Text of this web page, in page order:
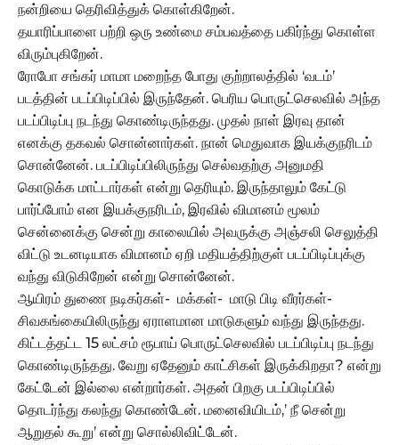
நன்றியை தெரிவித்துக் கொள்கிறேன்.
தயாரிப்பாளை பற்றி ஒரு உண்மை சம்பவத்தை பகிர்ந்து கொள்ள
விரும்புகிறேன்.
ரோபோ சங்கர் மாமா மறைந்த போது குற்றாலத்தில் ‘வடம்’
படத்தின் படப்பிடிப்பில் இருந்தேன். பெரிய பொருட்செலவில் அந்த
படப்பிடிப்பு நடந்து கொண்டிருந்தது. முதல் நாள் இரவு தான்
எனக்கு தகவல் சொன்னார்கள். நான் மெதுவாக இயக்குநரிடம்
சொன்னேன். படப்பிடிப்பிலிருந்து செல்வதற்கு அனுமதி
கொடுக்க மாட்டார்கள் என்று தெரியும். இருந்தாலும் கேட்டு
பார்ப்போம் என இயக்குநரிடம், இரவில் விமானம் மூலம்
சென்னைக்கு சென்று காலையில் அவருக்கு அஞ்சலி செலுத்தி
விட்டு உடனடியாக விமானம் ஏறி மதியத்திற்குள் படப்பிடிப்புக்கு
வந்து விடுகிறேன் என்று சொன்னேன்.
ஆயிரம் துணை நடிகர்கள்- மக்கள்- மாடு பிடி வீரர்கள்-
சிவகங்கையிலிருந்து ஏராளமான மாடுகளும் வந்து இருந்தது.
கிட்டத்தட்ட 15 லட்சம் ரூபாய் பொருட்செலவில் படப்பிடிப்பு நடந்து
கொண்டிருந்தது. வேறு ஏதேனும் காட்சிகள் இருக்கிறதா? என்று
கேட்டேன் இல்லை என்றார்கள். அதன் பிறகு படப்பிடிப்பில்
தொடர்ந்து கலந்து கொண்டேன். மனைவியிடம்,’ நீ சென்று
ஆறுதல் கூறு’ என்று சொல்லிவிட்டேன்.